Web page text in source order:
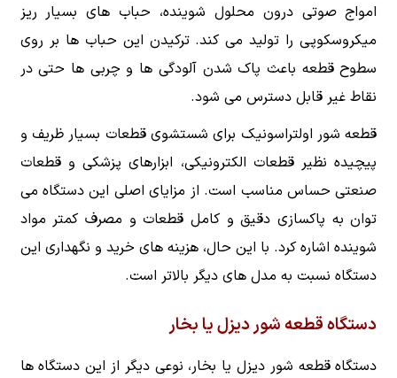
امواج صوتی درون محلول شوینده، حباب های بسیار ریز
میکروسکوپی را تولید می کند. ترکیدن این حباب ها بر روی
سطوح قطعه باعث پاک شدن آلودگی ها و چربی ها حتی در
نقاط غیر قابل دسترس می شود.
قطعه شور اولتراسونیک برای شستشوی قطعات بسیار ظریف و
پیچیده نظیر قطعات الکترونیکی، ابزارهای پزشکی و قطعات
صنعتی حساس مناسب است. از مزایای اصلی این دستگاه می
توان به پاکسازی دقیق و کامل قطعات و مصرف کمتر مواد
شوینده اشاره کرد. با این حال، هزینه های خرید و نگهداری این
دستگاه نسبت به مدل های دیگر بالاتر است.
دستگاه قطعه شور دیزل یا بخار
دستگاه قطعه شور دیزل یا بخار، نوعی دیگر از این دستگاه ها